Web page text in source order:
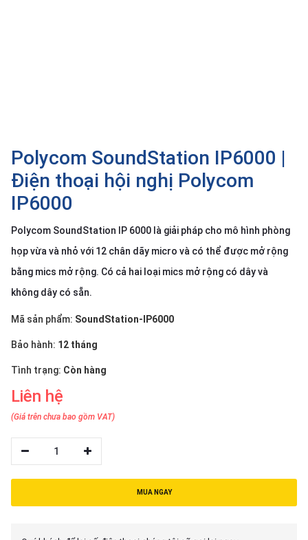
Polycom SoundStation IP6000 |
Điện thoại hội nghị Polycom
IP6000
Polycom SoundStation IP 6000 là giải pháp cho mô hình phòng
họp vừa và nhỏ với 12 chân dãy micro và có thể được mở rộng
bằng mics mở rộng. Có cả hai loại mics mở rộng có dây và
không dây có sẵn.
Mã sản phẩm: SoundStation-IP6000
Bảo hành: 12 tháng
Tình trạng: Còn hàng
Liên hệ
(Giá trên chưa bao gồm VAT)
1
MUA NGAY
Dịch
Hỗ
trợ
Tin
Liên
hệ
NGÔN
NGỮ
Tiếng